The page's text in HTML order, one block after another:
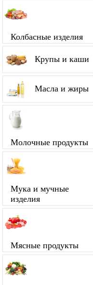
Колбасные изделия
Крупы и каши
Масла и жиры
Молочные продукты
Мука и мучные
изделия
Мясные продукты